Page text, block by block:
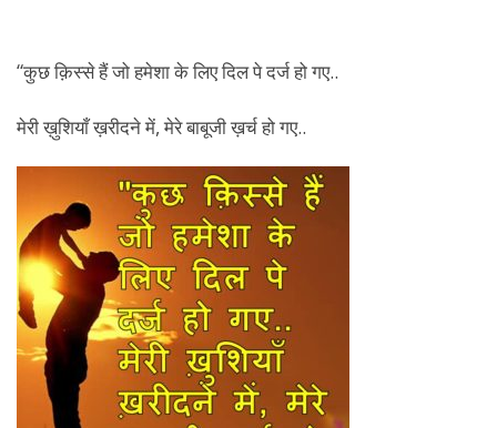
“कुछ क़िस्से हैं जो हमेशा के लिए दिल पे दर्ज हो गए..
मेरी ख़ुशियाँ ख़रीदने में, मेरे बाबूजी ख़र्च हो गए..